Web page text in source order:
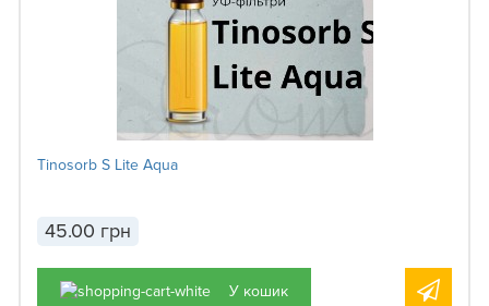
Tinosorb S Lite Aqua
45.00 грн
У кошик